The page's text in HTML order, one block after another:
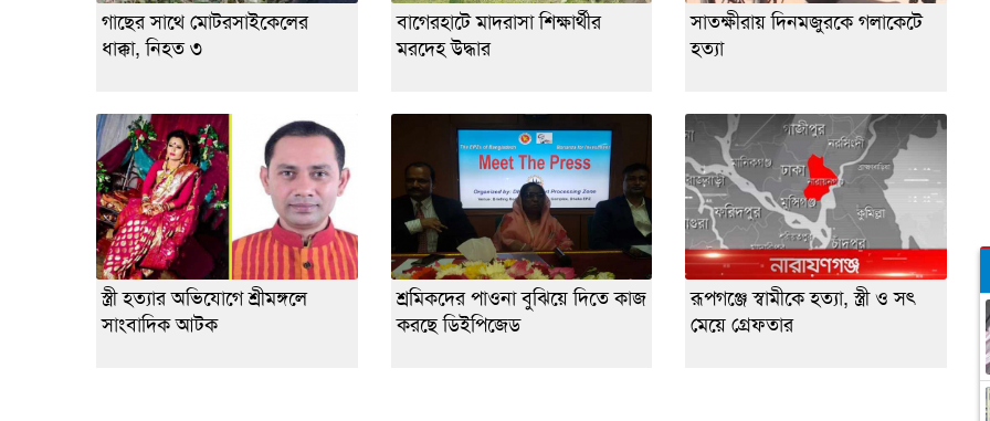
গাছের সাথে মোটরসাইকেলের
ধাক্কা, নিহত ৩
বাগেরহাটে মাদরাসা শিক্ষার্থীর
মরদেহ উদ্ধার
সাতক্ষীরায় দিনমজুরকে গলাকেটে
হত্যা
স্ত্রী হত্যার অভিযোগে শ্রীমঙ্গলে
সাংবাদিক আটক
শ্রমিকদের পাওনা বুঝিয়ে দিতে কাজ
করছে ডিইপিজেড
রূপগঞ্জে স্বামীকে হত্যা, স্ত্রী ও সৎ
মেয়ে গ্রেফতার